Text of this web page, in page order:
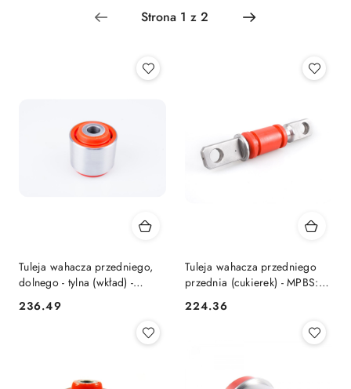
Tuleja wahacza przedniego,
dolnego - tylna (wkład) -
MPBS: 3303207
Cena:
236.49
Tuleja wahacza przedniego
przednia (cukierek) - MPBS:
3302748
Cena:
224.36